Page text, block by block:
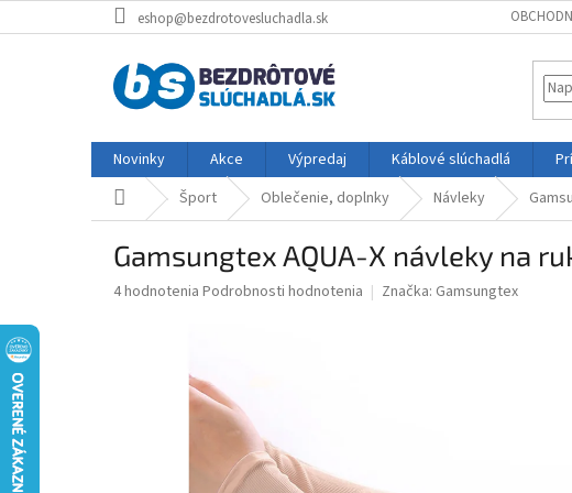
na
eshop@bezdrotovesluchadla.sk
Novinky Akce Výpredaj Káblové slúchadlá
DomovŠport Oblečenie, doplnky Návleky
Gamsungtex AQUA-X návleky na
Priemerné
4 hodnotenia Podrobnosti hodnotenia Značka: Gamsungtex